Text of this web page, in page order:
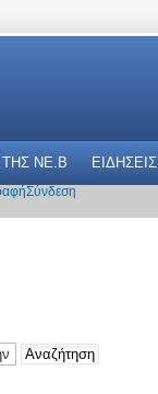
NE.B ΕΙΔΗΣΕΙΣ
Σύνδεση